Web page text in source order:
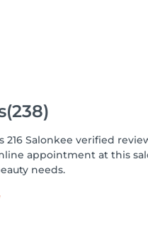
(238)
216 Salonkee verified
appointment at this
needs.